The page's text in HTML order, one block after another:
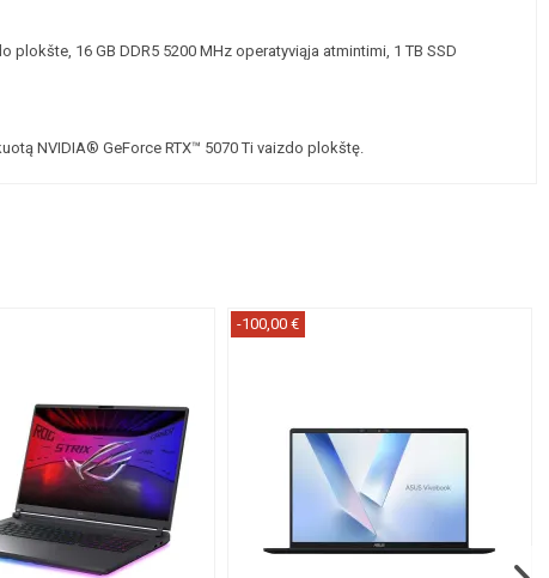
plokšte, 16 GB DDR5 5200 MHz operatyviąja atmintimi, 1 TB SSD
NVIDIA® GeForce RTX™ 5070 Ti vaizdo plokštę.
-100,00 €